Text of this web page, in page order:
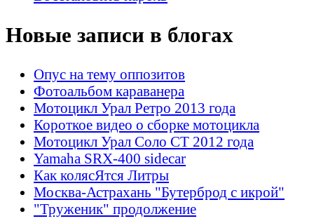
Новые записи в блогах
Опус на тему оппозитов
Фотоальбом караванера
Мотоцикл Урал Ретро 2013 года
Короткое видео о сборке мотоцикла
Мотоцикл Урал Соло СТ 2012 года
Yamaha SRX-400 sidecar
Как колясЯтся Литры
Москва-Астрахань "Бутерброд с икрой"
"Труженик" продолжение